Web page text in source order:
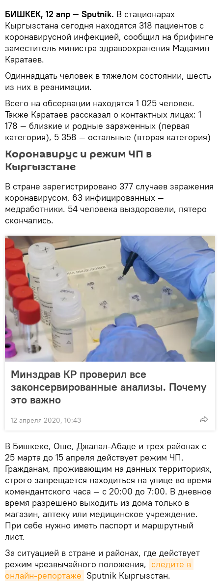
БИШКЕК, 12 апр — Sputnik. В стационарах
Кыргызстана сегодня находятся 318 пациентов с
коронавирусной инфекцией, сообщил на брифинге
заместитель министра здравоохранения Мадамин
Каратаев.
Одиннадцать человек в тяжелом состоянии, шесть
из них в реанимации.
Всего на обсервации находятся 1 025 человек.
Также Каратаев рассказал о контактных лицах: 1
178 — близкие и родные зараженных (первая
категория), 5 358 — остальные (вторая категория)
Коронавирус и режим ЧП в
Кыргызстане
В стране зарегистрировано 377 случаев заражения
коронавирусом, 63 инфицированных —
медработники. 54 человека выздоровели, пятеро
скончались.
Минздрав КР проверил все
законсервированные анализы. Почему
это важно
12 апреля 2020, 10:43
В Бишкеке, Оше, Джалал-Абаде и трех районах с
25 марта до 15 апреля действует режим ЧП.
Гражданам, проживающим на данных территориях,
строго запрещается находиться на улице во время
комендантского часа — с 20:00 до 7:00. В дневное
время разрешено выходить из дома только в
магазин, аптеку или медицинское учреждение.
При себе нужно иметь паспорт и маршрутный
лист.
За ситуацией в стране и районах, где действует
режим чрезвычайного положения, следите в
онлайн-репортаже Sputnik Кыргызстан.